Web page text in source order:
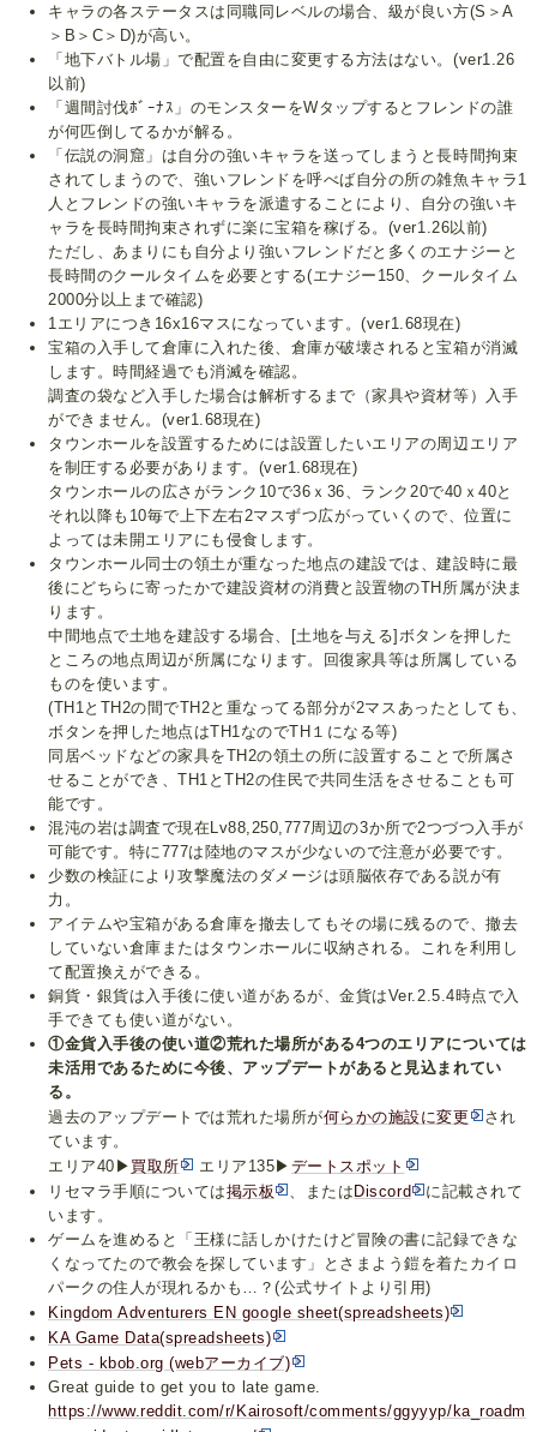
キャラの各ステータスは同職同レベルの場合、級が良い方(S＞A
＞B＞C＞D)が高い。
「地下バトル場」で配置を自由に変更する方法はない。(ver1.26
以前)
「週間討伐ﾎﾞｰﾅｽ」のモンスターをWタップするとフレンドの誰
が何匹倒してるかが解る。
「伝説の洞窟」は自分の強いキャラを送ってしまうと長時間拘束
されてしまうので、強いフレンドを呼べば自分の所の雑魚キャラ1
人とフレンドの強いキャラを派遣することにより、自分の強いキ
ャラを長時間拘束されずに楽に宝箱を稼げる。(ver1.26以前)
ただし、あまりにも自分より強いフレンドだと多くのエナジーと
長時間のクールタイムを必要とする(エナジー150、クールタイム
2000分以上まで確認)
1エリアにつき16x16マスになっています。(ver1.68現在)
宝箱の入手して倉庫に入れた後、倉庫が破壊されると宝箱が消滅
します。時間経過でも消滅を確認。
調査の袋など入手した場合は解析するまで（家具や資材等）入手
ができません。(ver1.68現在)
タウンホールを設置するためには設置したいエリアの周辺エリア
を制圧する必要があります。(ver1.68現在)
タウンホールの広さがランク10で36ｘ36、ランク20で40ｘ40と
それ以降も10毎で上下左右2マスずつ広がっていくので、位置に
よっては未開エリアにも侵食します。
タウンホール同士の領土が重なった地点の建設では、建設時に最
後にどちらに寄ったかで建設資材の消費と設置物のTH所属が決ま
ります。
中間地点で土地を建設する場合、[土地を与える]ボタンを押した
ところの地点周辺が所属になります。回復家具等は所属している
ものを使います。
(TH1とTH2の間でTH2と重なってる部分が2マスあったとしても、
ボタンを押した地点はTH1なのでTH１になる等)
同居ベッドなどの家具をTH2の領土の所に設置することで所属さ
せることができ、TH1とTH2の住民で共同生活をさせることも可
能です。
混沌の岩は調査で現在Lv88,250,777周辺の3か所で2つづつ入手が
可能です。特に777は陸地のマスが少ないので注意が必要です。
少数の検証により攻撃魔法のダメージは頭脳依存である説が有
力。
アイテムや宝箱がある倉庫を撤去してもその場に残るので、撤去
していない倉庫またはタウンホールに収納される。これを利用し
て配置換えができる。
銅貨・銀貨は入手後に使い道があるが、金貨はVer.2.5.4時点で入
手できても使い道がない。
①金貨入手後の使い道②荒れた場所がある4つのエリアについては
未活用であるために今後、アップデートがあると見込まれてい
る。
過去のアップデートでは荒れた場所が何らかの施設に変更
され
ています。
エリア40▶ 買取所 エリア135▶ デートスポット
リセマラ手順については掲示板 、またはDiscord
に記載されて
います。
ゲームを進めると「王様に話しかけたけど冒険の書に記録できな
くなってたので教会を探しています」とさまよう鎧を着たカイロ
パークの住人が現れるかも…？(公式サイトより引用)
Kingdom Adventurers EN google sheet(spreadsheets)
KA Game Data(spreadsheets)
Pets - kbob.org (webアーカイブ)
Great guide to get you to late game.
https://www.reddit.com/r/Kairosoft/comments/ggyyyp/ka_roadm